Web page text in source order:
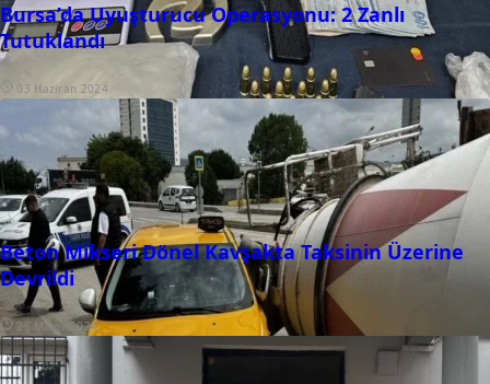
Bursa’da Uyuşturucu Operasyonu: 2 Zanlı
Tutuklandı
03 Haziran 2024
Beton Mikseri Dönel Kavşakta Taksinin Üzerine
Devrildi
25 Mayıs 2024